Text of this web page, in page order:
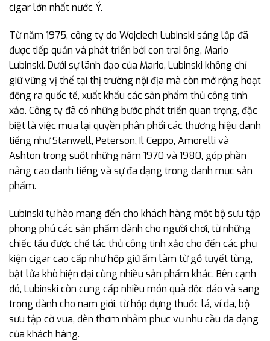
cigar lớn nhất nước Ý.
Từ năm 1975, công ty do Wojciech Lubinski sáng lập đã
được tiếp quản và phát triển bởi con trai ông, Mario
Lubinski. Dưới sự lãnh đạo của Mario, Lubinski không chỉ
giữ vững vị thế tại thị trường nội địa mà còn mở rộng hoạt
động ra quốc tế, xuất khẩu các sản phẩm thủ công tinh
xảo. Công ty đã có những bước phát triển quan trọng, đặc
biệt là việc mua lại quyền phân phối các thương hiệu danh
tiếng như Stanwell, Peterson, Il Ceppo, Amorelli và
Ashton trong suốt những năm 1970 và 1980, góp phần
nâng cao danh tiếng và sự đa dạng trong danh mục sản
phẩm.
Lubinski tự hào mang đến cho khách hàng một bộ sưu tập
phong phú các sản phẩm dành cho người chơi, từ những
chiếc tẩu được chế tác thủ công tinh xảo cho đến các phụ
kiện cigar cao cấp như hộp giữ ẩm làm từ gỗ tuyết tùng,
bật lửa khò hiện đại cùng nhiều sản phẩm khác. Bên cạnh
đó, Lubinski còn cung cấp nhiều món quà độc đáo và sang
trọng dành cho nam giới, từ hộp đựng thuốc lá, ví da, bộ
sưu tập cờ vua, đèn thơm nhằm phục vụ nhu cầu đa dạng
của khách hàng.